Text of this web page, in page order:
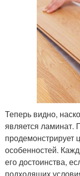
Теперь видно,
является ламинат.
продемонстрирует
особенностей.
его достоинства,